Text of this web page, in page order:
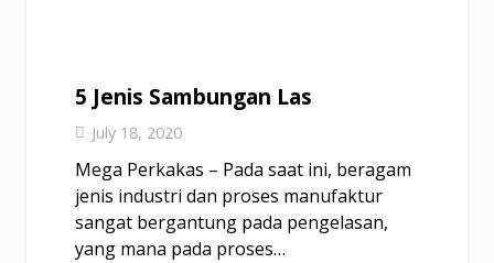
5 Jenis Sambungan Las
July 18, 2020
Mega Perkakas – Pada saat ini, beragam
jenis industri dan proses manufaktur
sangat bergantung pada pengelasan,
yang mana pada proses…